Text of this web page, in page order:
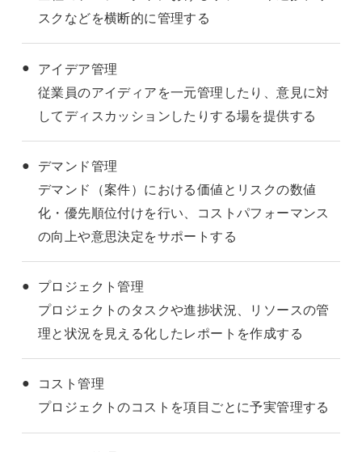
スクなどを横断的に管理する
アイデア管理
従業員のアイディアを一元管理したり、意見に対
してディスカッションしたりする場を提供する
デマンド管理
デマンド（案件）における価値とリスクの数値
化・優先順位付けを行い、コストパフォーマンス
の向上や意思決定をサポートする
プロジェクト管理
プロジェクトのタスクや進捗状況、リソースの管
理と状況を見える化したレポートを作成する
コスト管理
プロジェクトのコストを項目ごとに予実管理する